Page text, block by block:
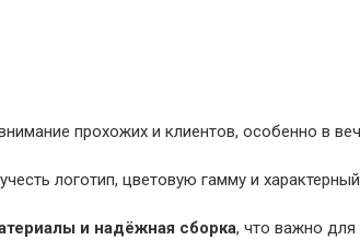
прохожих и клиентов, особенно в
логотип, цветовую гамму и
и надёжная сборка, что важно для